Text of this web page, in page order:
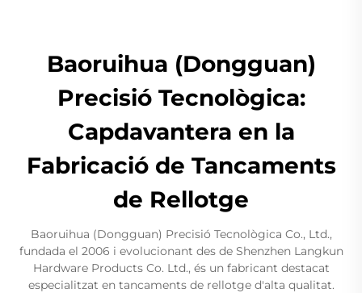
Baoruihua (Dongguan)
Precisió Tecnològica:
Capdavantera en la
Fabricació de Tancaments
de Rellotge
Baoruihua (Dongguan) Precisió Tecnològica Co., Ltd.,
fundada el 2006 i evolucionant des de Shenzhen Langkun
Hardware Products Co. Ltd., és un fabricant destacat
especialitzat en tancaments de rellotge d'alta qualitat.